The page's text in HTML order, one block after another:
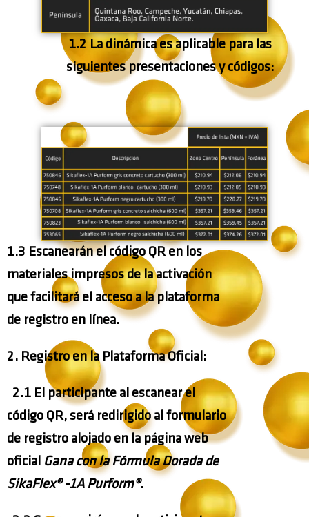
1.2 La dinámica es aplicable para las
siguientes presentaciones y códigos:
1.3 Escanearán el código QR en los
materiales impresos de laactivación
que facilitará el acceso a la plataforma
de registro en línea.
2. Registro en la Plataforma Oficial:
2.1 El participante al escanear el
código QR, será redirigido al formulario
de registro alojado en la página web
oficial
Gana con la Fórmula Dorada de
SikaFlex® -1A Purform®.